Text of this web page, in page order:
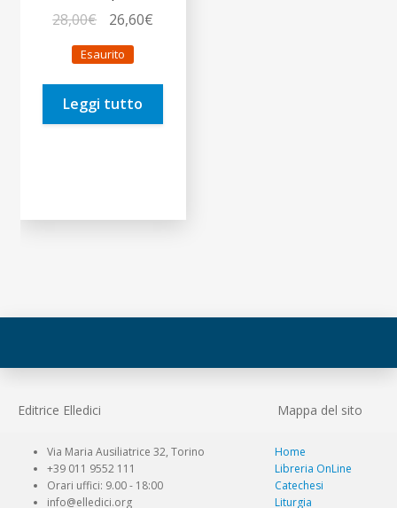
28,00€
prezzo
originale
era:
28,00€.
26,60€
è:
Esaurito
Leggi tutto
Editrice Elledici Mappa del sito
Via Maria Ausiliatrice 32, Torino
+39 011 9552 111
Orari uffici: 9.00 - 18:00
info@elledici.org
Home
Libreria OnLine
Catechesi
Liturgia